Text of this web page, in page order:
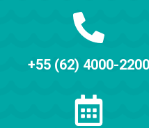
+55 (62) 4000-2200